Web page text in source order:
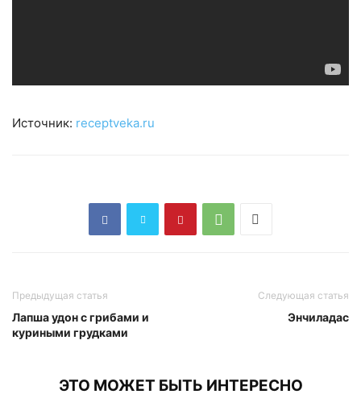
Источник: receptveka.ru
Предыдущая статья
Лапша удон с грибами и
куриными грудками
Следующая статья
Энчиладас
ЭТО МОЖЕТ БЫТЬ ИНТЕРЕСНО